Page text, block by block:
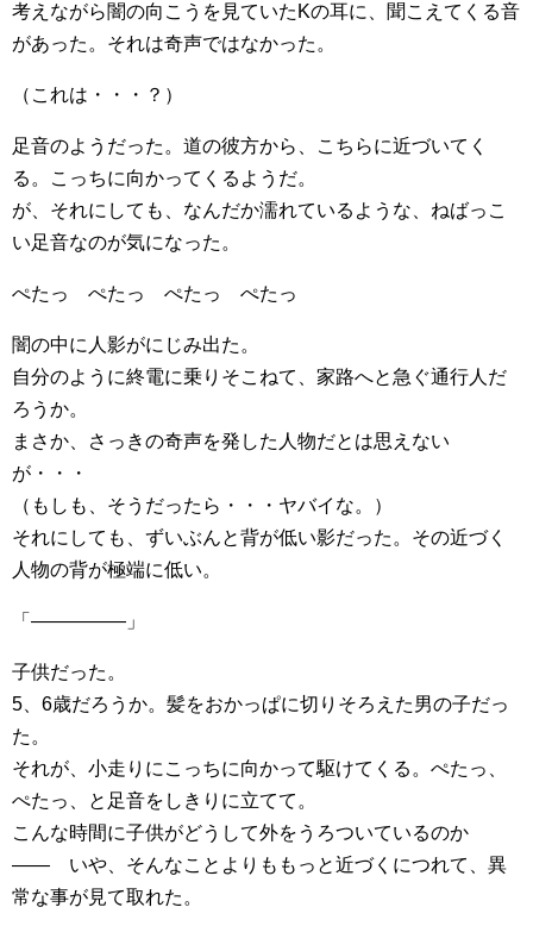
考えながら闇の向こうを見ていたKの耳に、聞こえてくる音
があった。それは奇声ではなかった。
（これは・・・？）
足音のようだった。道の彼方から、こちらに近づいてく
る。こっちに向かってくるようだ。
が、それにしても、なんだか濡れているような、ねばっこ
い足音なのが気になった。
ぺたっ ぺたっ ぺたっ ぺたっ
闇の中に人影がにじみ出た。
自分のように終電に乗りそこねて、家路へと急ぐ通行人だ
ろうか。
まさか、さっきの奇声を発した人物だとは思えない
が・・・
（もしも、そうだったら・・・ヤバイな。）
それにしても、ずいぶんと背が低い影だった。その近づく
人物の背が極端に低い。
「―――――」
子供だった。
5、6歳だろうか。髪をおかっぱに切りそろえた男の子だっ
た。
それが、小走りにこっちに向かって駆けてくる。ぺたっ、
ぺたっ、と足音をしきりに立てて。
こんな時間に子供がどうして外をうろついているのか
―― いや、そんなことよりももっと近づくにつれて、異
常な事が見て取れた。